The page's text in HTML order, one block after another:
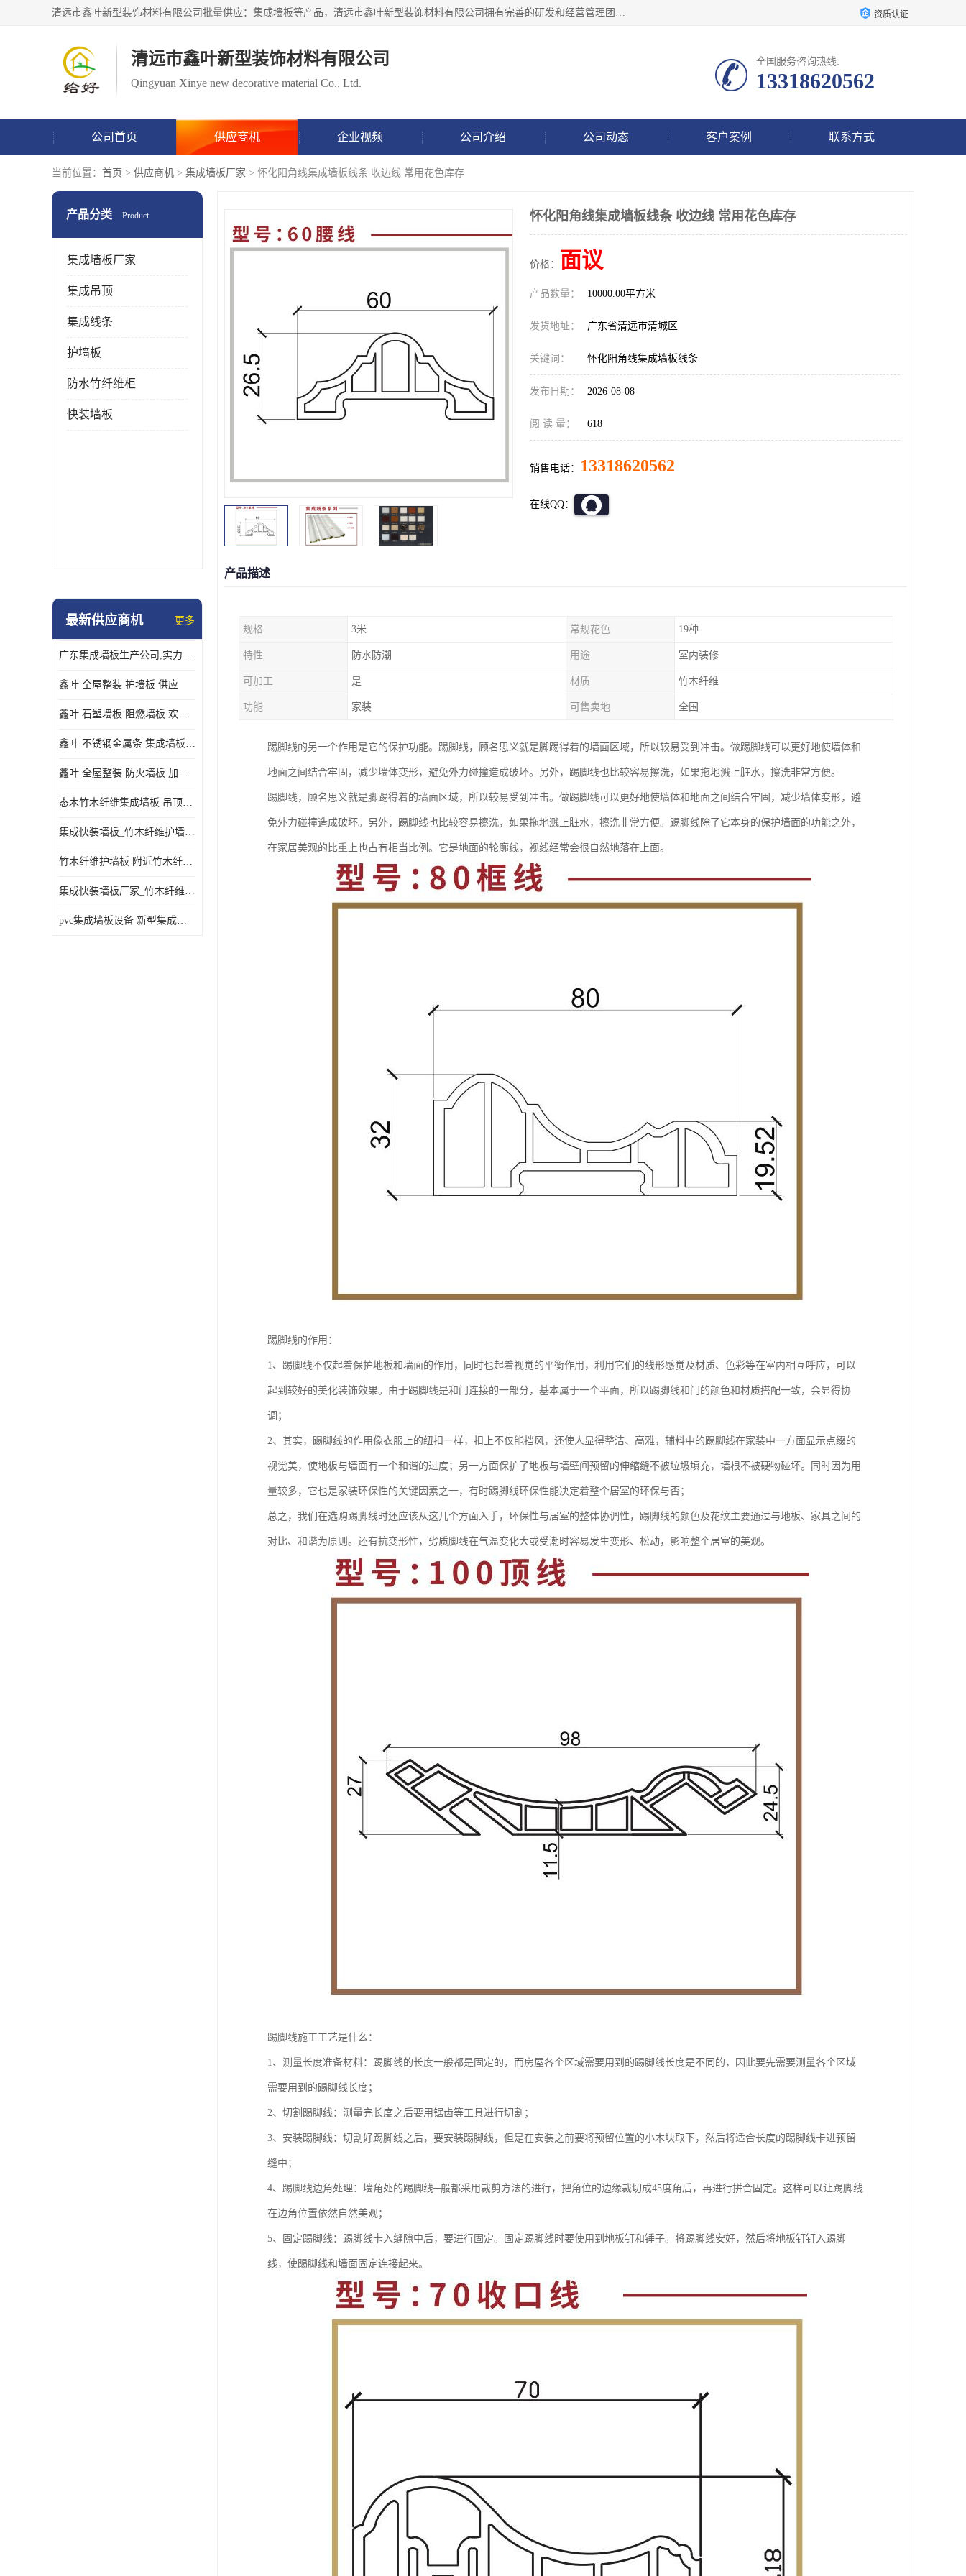
清远市鑫叶新型装饰材料有限公司批量供应：集成墙板等产品，清远市鑫叶新型装饰材料有限公司拥有完善的研发和经营管理团队，取得有70多项证书。不断让研发科技成果惠及全人类，用新材料保护自然资源，让人类生活居住健康与自然发展相和谐。全国统一热线电话：*。 资质认证
清远市鑫叶新型装饰材料有限公司
Qingyuan Xinye new decorative material Co., Ltd.
全国服务咨询热线:
13318620562
公司首页 供应商机 企业视频 公司介绍 公司动态 客户案例 联系方式
当前位置： 首页 > 供应商机 > 集成墙板厂家 > 怀化阳角线集成墙板线条 收边线 常用花色库存
产品分类 Product
集成墙板厂家
集成吊顶
集成线条
护墙板
防水竹纤维柜
快装墙板
最新供应商机 更多
广东集成墙板生产公司,实力厂家-配送+设计+安装-没中间商
鑫叶 全屋整装 护墙板 供应
鑫叶 石塑墙板 阻燃墙板 欢迎选购
鑫叶 不锈钢金属条 集成墙板阴角线 欢迎选购
鑫叶 全屋整装 防火墙板 加工定制
态木竹木纤维集成墙板 吊顶板材 扣板快装 护墙板
集成快装墙板_竹木纤维护墙板厂家_竹木纤维集成墙板厂家
竹木纤维护墙板 附近竹木纤维集成墙板厂
集成快装墙板厂家_竹木纤维护墙板厂家_竹木纤维集成墙板厂家
pvc集成墙板设备 新型集成墙板 厂家供应
怀化阳角线集成墙板线条 收边线 常用花色库存
价格： 面议
产品数量： 10000.00平方米
发货地址： 广东省清远市清城区
关键词： 怀化阳角线集成墙板线条
发布日期： 2026-08-08
阅 读 量： 618
销售电话： 13318620562
在线QQ：
产品描述
规格 3米 常规花色 19种
特性 防水防潮 用途 室内装修
可加工 是 材质 竹木纤维
功能 家装 可售卖地 全国
踢脚线的另一个作用是它的保护功能。踢脚线，顾名思义就是脚踢得着的墙面区域，所以较易受到冲击。做踢脚线可以更好地使墙体和
地面之间结合牢固，减少墙体变形，避免外力碰撞造成破坏。另外，踢脚线也比较容易擦洗，如果拖地溅上脏水，擦洗非常方便。
踢脚线，顾名思义就是脚踢得着的墙面区域，所以较易受到冲击。做踢脚线可以更好地使墙体和地面之间结合牢固，减少墙体变形，避
免外力碰撞造成破坏。另外，踢脚线也比较容易擦洗，如果拖地溅上脏水，擦洗非常方便。踢脚线除了它本身的保护墙面的功能之外，
在家居美观的比重上也占有相当比例。它是地面的轮廓线，视线经常会很自然地落在上面。
踢脚线的作用：
1、踢脚线不仅起着保护地板和墙面的作用，同时也起着视觉的平衡作用，利用它们的线形感觉及材质、色彩等在室内相互呼应，可以
起到较好的美化装饰效果。由于踢脚线是和门连接的一部分，基本属于一个平面，所以踢脚线和门的颜色和材质搭配一致，会显得协
调；
2、其实，踢脚线的作用像衣服上的纽扣一样，扣上不仅能挡风，还使人显得整洁、高雅，辅料中的踢脚线在家装中一方面显示点缀的
视觉美，使地板与墙面有一个和谐的过度；另一方面保护了地板与墙壁间预留的伸缩缝不被垃圾填充，墙根不被硬物碰坏。同时因为用
量较多，它也是家装环保性的关键因素之一，有时踢脚线环保性能决定着整个居室的环保与否；
总之，我们在选购踢脚线时还应该从这几个方面入手，环保性与居室的整体协调性，踢脚线的颜色及花纹主要通过与地板、家具之间的
对比、和谐为原则。还有抗变形性，劣质脚线在气温变化大或受潮时容易发生变形、松动，影响整个居室的美观。
踢脚线施工工艺是什么：
1、测量长度准备材料：踢脚线的长度一般都是固定的，而房屋各个区域需要用到的踢脚线长度是不同的，因此要先需要测量各个区域
需要用到的踢脚线长度；
2、切割踢脚线：测量完长度之后要用锯齿等工具进行切割；
3、安装踢脚线：切割好踢脚线之后，要安装踢脚线，但是在安装之前要将预留位置的小木块取下，然后将适合长度的踢脚线卡进预留
缝中；
4、踢脚线边角处理：墙角处的踢脚线─般都采用裁剪方法的进行，把角位的边缘裁切成45度角后，再进行拼合固定。这样可以让踢脚线
在边角位置依然自然美观；
5、固定踢脚线：踢脚线卡入缝隙中后，要进行固定。固定踢脚线时要使用到地板钉和锤子。将踢脚线安好，然后将地板钉钉入踢脚
线，使踢脚线和墙面固定连接起来。